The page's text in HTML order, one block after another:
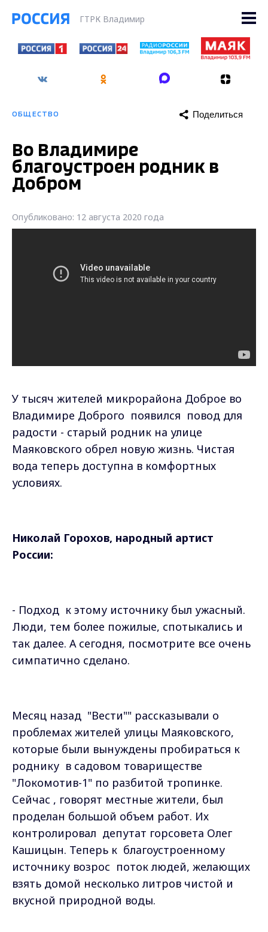
ГТРК Владимир
ОБЩЕСТВО Поделиться
Во Владимире
благоустроен родник в
Добром
Опубликовано: 12 августа 2020 года
У тысяч жителей микрорайона Доброе во
Владимире Доброго появился повод для
радости - старый родник на улице
Маяковского обрел новую жизнь. Чистая
вода теперь доступна в комфортных
условиях.
Николай Горохов, народный артист
России:
- Подход к этому источнику был ужасный.
Люди, тем более пожилые, спотыкались и
так далее. А сегодня, посмотрите все очень
симпатично сделано.
Месяц назад "Вести"" рассказывали о
проблемах жителей улицы Маяковского,
которые были вынуждены пробираться к
роднику в садовом товариществе
"Локомотив-1" по разбитой тропинке.
Сейчас , говорят местные жители, был
проделан большой объем работ. Их
контролировал депутат горсовета Олег
Кашицын. Теперь к благоустроенному
источнику возрос поток людей, желающих
взять домой несколько литров чистой и
вкусной природной воды.